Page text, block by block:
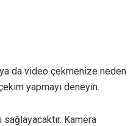
ya da video çekmenize neden
yapmayı deneyin.
Kamera